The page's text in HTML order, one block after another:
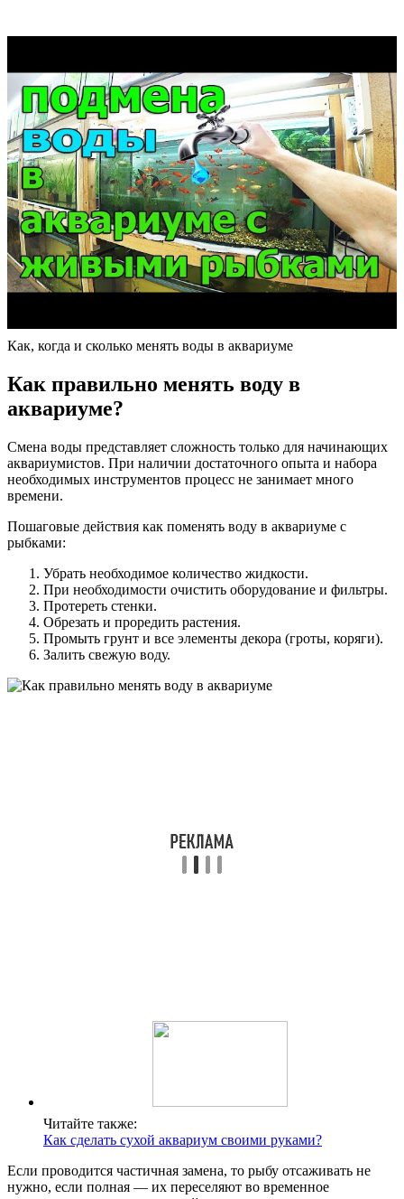
Как, когда и сколько менять воды в аквариуме
Как правильно менять воду в
аквариуме?
Смена воды представляет сложность только для начинающих
аквариумистов. При наличии достаточного опыта и набора
необходимых инструментов процесс не занимает много
времени.
Пошаговые действия как поменять воду в аквариуме с
рыбками:
Убрать необходимое количество жидкости.
При необходимости очистить оборудование и фильтры.
Протереть стенки.
Обрезать и проредить растения.
Промыть грунт и все элементы декора (гроты, коряги).
Залить свежую воду.
Читайте также:
Как сделать сухой аквариум своими руками?
Если проводится частичная замена, то рыбу отсаживать не
нужно, если полная — их переселяют во временное